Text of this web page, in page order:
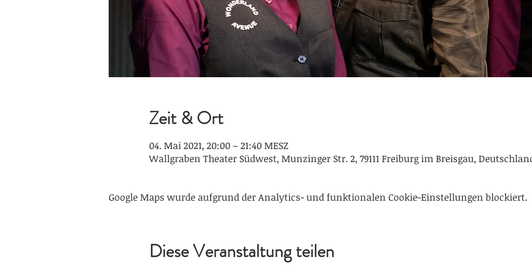
Zeit & Ort
04. Mai 2021, 20:00 – 21:40 MESZ
Wallgraben Theater Südwest, Munzinger Str. 2, 79111 Freiburg im Breisgau,
Google Maps wurde aufgrund der Analytics- und funktionalen Cookie-Einstellungen blockiert.
Diese Veranstaltung teilen